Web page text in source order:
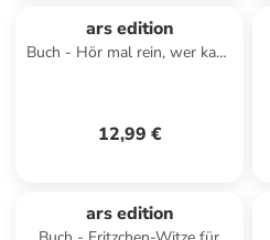
ars edition
Buch - Hör mal rein, wer kann
12,99 €
ars edition